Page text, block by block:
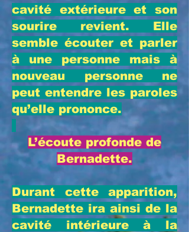
cavité extérieure et son
sourire revient. Elle
semble écouter et parler
à une personne mais à
nouveau personne ne
peut entendre les paroles
qu’elle prononce.
L’écoute profonde de
Bernadette.
Durant cette apparition,
Bernadette ira ainsi de la
cavité intérieure à la